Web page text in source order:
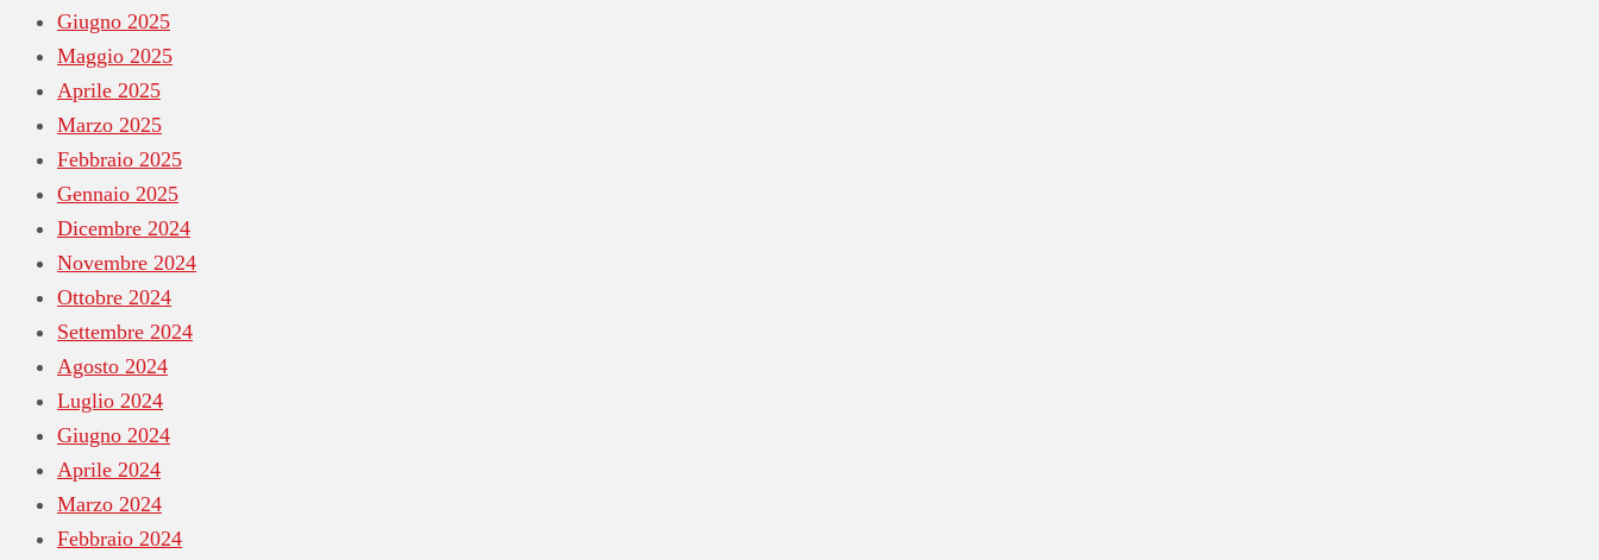
Giugno 2025
Maggio 2025
Aprile 2025
Marzo 2025
Febbraio 2025
Gennaio 2025
Dicembre 2024
Novembre 2024
Ottobre 2024
Settembre 2024
Agosto 2024
Luglio 2024
Giugno 2024
Aprile 2024
Marzo 2024
Febbraio 2024